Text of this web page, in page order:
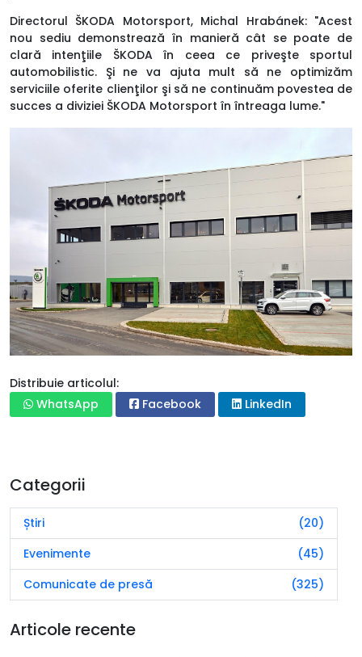
Directorul ŠKODA Motorsport, Michal Hrabánek: "Acest
nou sediu demonstrează în manieră cât se poate de
clară intenţiile ŠKODA în ceea ce priveşte sportul
automobilistic. Şi ne va ajuta mult să ne optimizăm
serviciile oferite clienţilor şi să ne continuăm povestea de
succes a diviziei ŠKODA Motorsport în întreaga lume."
Distribuie articolul:
WhatsApp
Facebook LinkedIn
Categorii
Știri
(20)
Evenimente
(45)
Comunicate de presă
(325)
Articole recente